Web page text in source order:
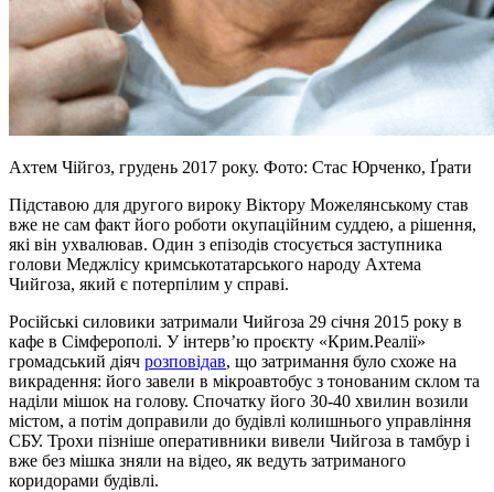
Ахтем Чійгоз, грудень 2017 року. Фото: Стас Юрченко, Ґрати
Підставою для другого вироку Віктору Можелянському став
вже не сам факт його роботи окупаційним суддею, а рішення,
які він ухвалював. Один з епізодів стосується заступника
голови Меджлісу кримськотатарського народу Ахтема
Чийгоза, який є потерпілим у справі.
Російські силовики затримали Чийгоза 29 січня 2015 року в
кафе в Сімферополі. У інтервʼю проєкту «Крим.Реалії»
громадський діяч розповідав, що затримання було схоже на
викрадення: його завели в мікроавтобус з тонованим склом та
наділи мішок на голову. Спочатку його 30-40 хвилин возили
містом, а потім доправили до будівлі колишнього управління
СБУ. Трохи пізніше оперативники вивели Чийгоза в тамбур і
вже без мішка зняли на відео, як ведуть затриманого
коридорами будівлі.